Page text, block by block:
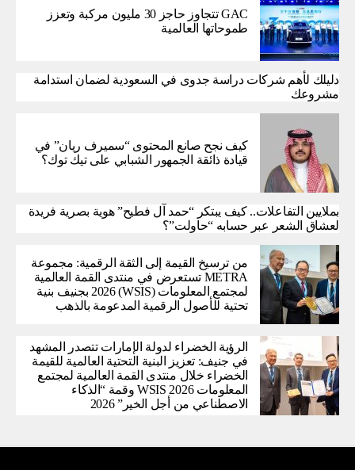
GAC تتجاوز حاجز 30 مليون مركبة وتعزز
طموحاتها العالمية
دليلك لأهم شركات دراسة جدوى في السعودية لضمان استدامة
مشروعك
كيف نجح صانع المحتوى “سميرف ريان” في
قيادة ذائقة الجمهور الشبابي على تيك توك؟
بملايين التفاعلات.. كيف يبتكر “حمد آل فطيح” هوية بصرية فريدة
لعشاق الشعر عبر حسابه “حاولت”؟
من ترسيخ القيمة إلى الثقة الرقمية: مجموعة
METRA تستعرض في منتدى القمة العالمية
لمجتمع المعلومات (WSIS) 2026 بجنيف بنية
تحتية للأصول الرقمية المدعومة بالذهب
الرؤية الخضراء لدولة الإمارات تتصدر المشهد
في جنيف: تعزيز البنية التحتية العالمية للقيمة
الخضراء خلال منتدى القمة العالمية لمجتمع
المعلومات WSIS 2026 وقمة “الذكاء
الاصطناعي من أجل الخير” 2026